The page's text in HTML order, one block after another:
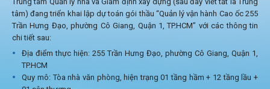
tâm) đang triển khai lập dự toán gói thầu “Quản lý vận hành Cao ốc 255
Trần Hưng Đạo, phường Cô Giang, Quận 1, TP.HCM” với các thông tin
chi tiết sau:
Địa điểm thực hiện: 255 Trần Hưng Đạo, phường Cô Giang, Quận 1,
TP.HCM
Quy mô: Tòa nhà văn phòng, hiện trạng 01 tầng hầm + 12 tầng lầu +